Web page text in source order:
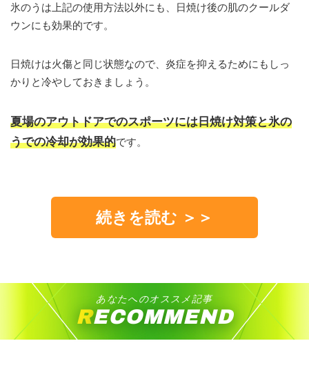
氷のうは上記の使用方法以外にも、日焼け後の肌のクールダ
ウンにも効果的です。
日焼けは火傷と同じ状態なので、炎症を抑えるためにもしっ
かりと冷やしておきましょう。
夏場のアウトドアでのスポーツには日焼け対策と氷の
うでの冷却が効果的です。
続きを読む ＞＞
あなたへのオススメ記事
RECOMMEND